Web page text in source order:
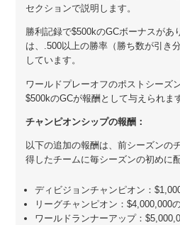
セクションで説明します。
勝利記録で$500kのGCボーナスがあ
は、.500以上の勝率（勝ち数が引き
しています。
ワールドプレーオフのポストシーズ
$500kのGCが報酬として与えられま
チャンピオンシップの報酬：
以下の追加の報酬は、前シーズンの
得したチームに毎シーズンの初めに
ディビジョンチャンピオン：
リーグチャンピオン：$4,000,000
ワールドランナーアップ：